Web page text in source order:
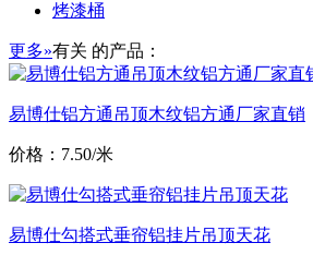
烤漆桶
更多»有关 的产品：
易博仕铝方通吊顶木纹铝方通厂家直销
价格：7.50/米
易博仕勾搭式垂帘铝挂片吊顶天花